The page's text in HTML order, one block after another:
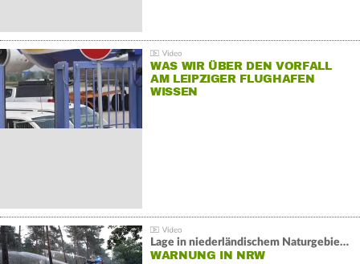
WAS WIR ÜBER DEN VORFALL
AM LEIPZIGER FLUGHAFEN
WISSEN
Lage in niederländischem Naturgebiet stabil
WARNUNG IN NRW